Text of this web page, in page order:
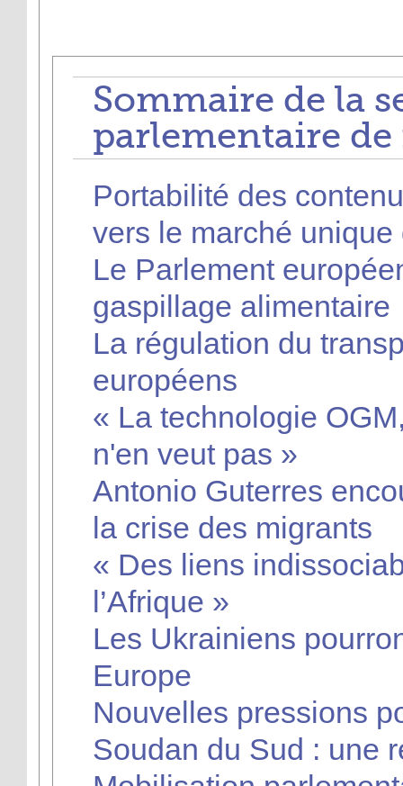
Sommaire de la
parlementaire de
Portabilité des
vers le marché
Le Parlement
gaspillage alimentaire
La régulation du
européens
« La technologie
n'en veut pas »
Antonio Guterres
la crise des migrants
« Des liens
l’Afrique »
Les Ukrainiens
Europe
Nouvelles pressions
Soudan du Sud : une